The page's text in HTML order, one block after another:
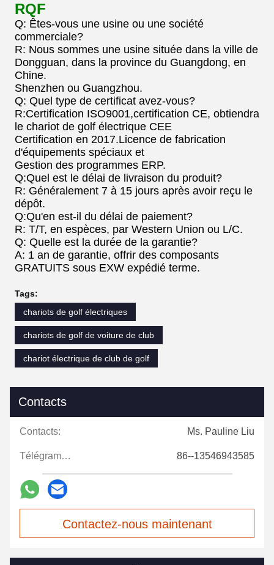
RQF
Q: Êtes-vous une usine ou une société
commerciale?
R: Nous sommes une usine située dans la ville de
Dongguan, dans la province du Guangdong, en
Chine.
Shenzhen ou Guangzhou.
Q: Quel type de certificat avez-vous?
R:Certification ISO9001,certification CE, obtiendra
le chariot de golf électrique CEE
Certification en 2017.Licence de fabrication
d'équipements spéciaux et
Gestion des programmes ERP.
Q:Quel est le délai de livraison du produit?
R: Généralement 7 à 15 jours après avoir reçu le
dépôt.
Q:Qu'en est-il du délai de paiement?
R: T/T, en espèces, par Western Union ou L/C.
Q: Quelle est la durée de la garantie?
A: 1 an de garantie, offrir des composants
GRATUITS sous EXW expédié terme.
Tags:
chariots de golf électriques
chariots de golf de voiture de club
chariot électrique de club de golf
Contacts
Contacts: Ms. Pauline Liu
Télégramme: 86--13546943585
Contactez-nous maintenant